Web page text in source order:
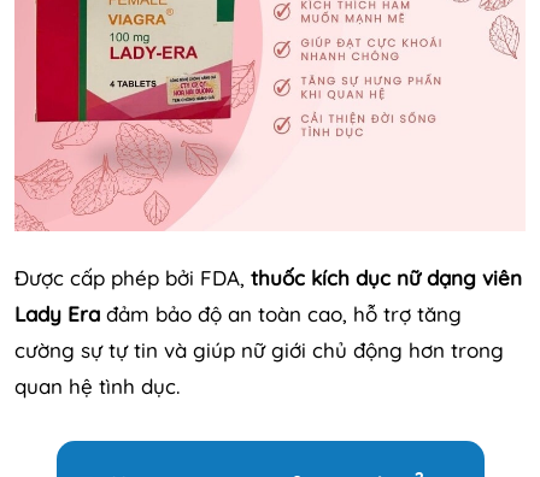
Được cấp phép bởi FDA, thuốc kích dục nữ dạng viên
Lady Era đảm bảo độ an toàn cao, hỗ trợ tăng
cường sự tự tin và giúp nữ giới chủ động hơn trong
quan hệ tình dục.